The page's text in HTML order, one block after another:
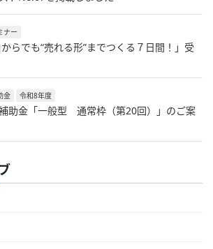
ナー
らでも“売れる形”までつくる７日間！」受
金 令和8年度
助金「一般型 通常枠（第20回）」のご案